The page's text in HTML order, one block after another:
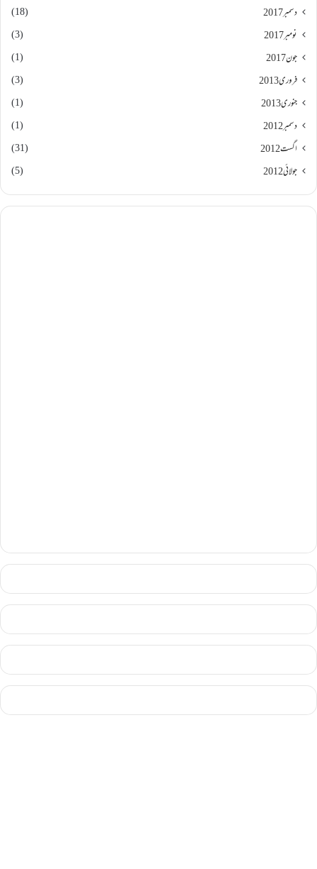
دسمبر 2017
(18)
نومبر 2017
(3)
جون 2017
(1)
فروری 2013
(3)
جنوری 2013
(1)
دسمبر 2012
(1)
اگست 2012
(31)
جولائی 2012
(5)